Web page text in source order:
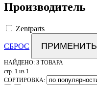
Производитель
Zentparts
СБРОС ПРИМЕНИТЬ
НАЙДЕНО: 3 ТОВАРА
стр. 1 из 1
СОРТИРОВКА: